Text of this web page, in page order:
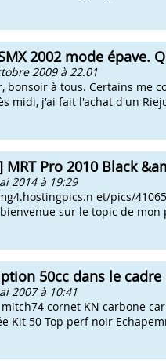
2002 mode épave.
2009 à 22:01
bonsoir à tous. Certains me
midi, j'ai fait l'achat d'un
MRT Pro 2010 Black
2014 à 19:29
et/pics/
sur le topic de mon
50cc dans le
2007 à 10:41
cornet KN carbone carbu
Kit 50 Top perf noir